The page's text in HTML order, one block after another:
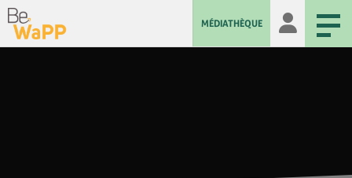
MÉDIATHÈQUE